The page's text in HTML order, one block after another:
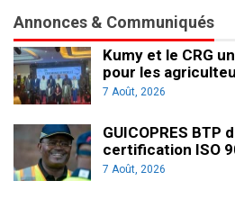
Annonces & Communiqués
Kumy et le CRG
pour les
7 Août, 2026
GUICOPRES BTP
certification ISO
7 Août, 2026